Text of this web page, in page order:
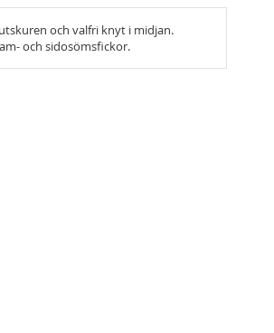
och valfri knyt i midjan.
och sidosömsfickor.